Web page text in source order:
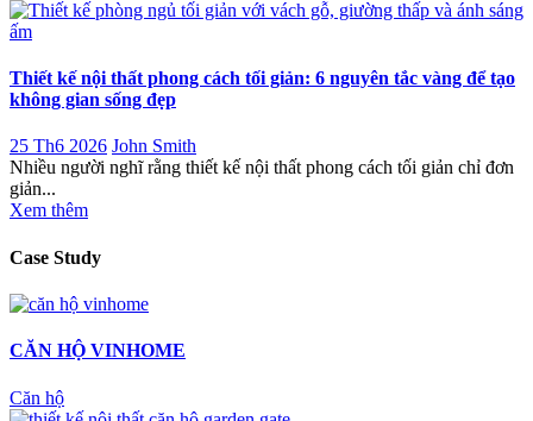
Thiết kế nội thất phong cách tối giản: 6 nguyên tắc vàng để tạo
không gian sống đẹp
25 Th6 2026 John Smith
Nhiều người nghĩ rằng thiết kế nội thất phong cách tối giản chỉ đơn
giản...
Xem thêm
Case Study
CĂN HỘ VINHOME
Căn hộ